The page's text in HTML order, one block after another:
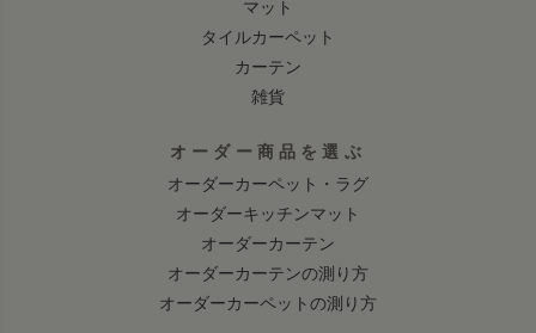
マット
タイルカーペット
カーテン
雑貨
オーダー商品を選ぶ
オーダーカーペット・ラグ
オーダーキッチンマット
オーダーカーテン
オーダーカーテンの測り方
オーダーカーペットの測り方